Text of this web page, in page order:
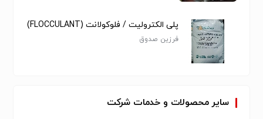
شیت پلی یورتان
راد پلی یورتان
لوله تمام پلی یورتان
لاینینگ پلی یورتان
قطعات صنعتی ضدسایش
09171326058
سایرمحصولات و خدمات شرکت
پلی الکترولیت / فلوکولانت (FLOCCULANT)
فرزین صدوق